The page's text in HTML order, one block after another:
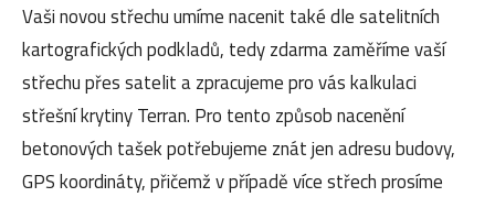
Vaši novou střechu umíme nacenit také dle satelitních
kartografických podkladů, tedy zdarma zaměříme vaší
střechu přes satelit a zpracujeme pro vás kalkulaci
střešní krytiny Terran. Pro tento způsob nacenění
betonových tašek potřebujeme znát jen adresu budovy,
GPS koordináty, přičemž v případě více střech prosíme